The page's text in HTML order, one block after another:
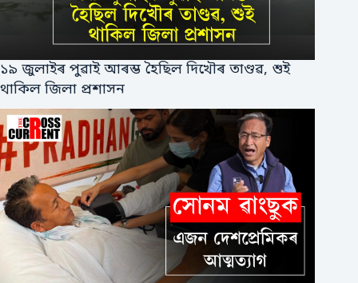
১৯ জুলাইৰ পুৱাই আৰম্ভ হৈছিল দিখৌৰ তাণ্ডৱ, শুই
থাকিল জিলা প্ৰশাসন